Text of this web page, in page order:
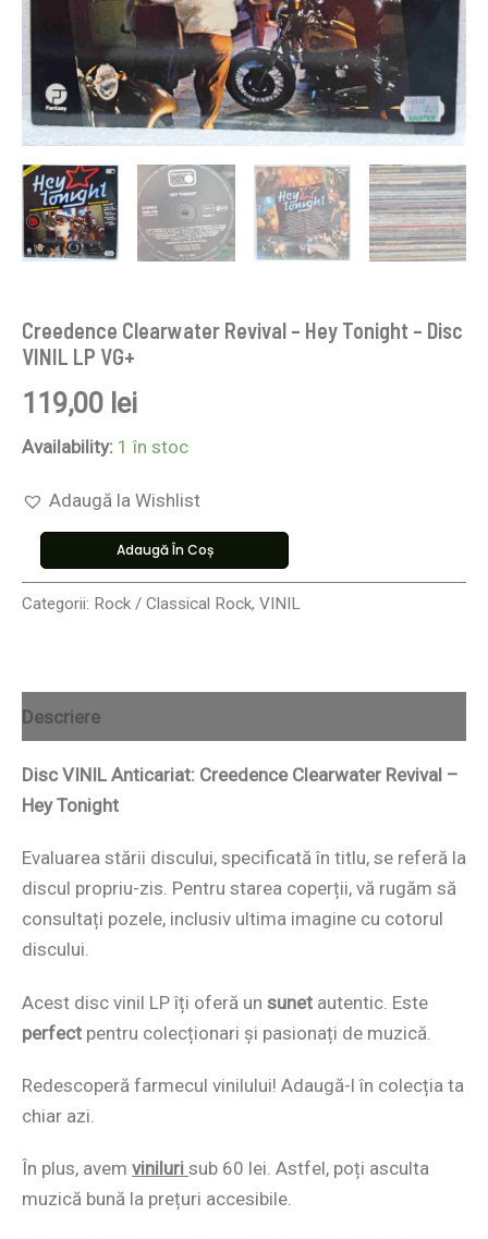
Creedence Clearwater Revival – Hey Tonight – Disc
VINIL LP VG+
119,00 lei
Availability: 1 în stoc
Adaugă la Wishlist
Adaugă În Coș
Categorii: Rock / Classical Rock, VINIL
Descriere
Disc VINIL Anticariat: Creedence Clearwater Revival –
Hey Tonight
Evaluarea stării discului, specificată în titlu, se referă la
discul propriu-zis. Pentru starea coperții, vă rugăm să
consultați pozele, inclusiv ultima imagine cu cotorul
discului.
Acest disc vinil LP îți oferă un sunet autentic. Este
perfect pentru colecționari și pasionați de muzică.
Redescoperă farmecul vinilului! Adaugă-l în colecția ta
chiar azi.
În plus, avem viniluri sub 60 lei. Astfel, poți asculta
muzică bună la prețuri accesibile.